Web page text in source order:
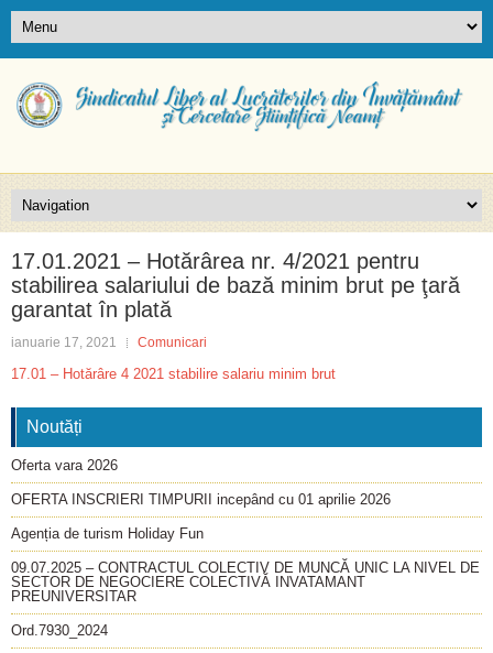
17.01.2021 – Hotărârea nr. 4/2021 pentru
stabilirea salariului de bază minim brut pe ţară
garantat în plată
ianuarie 17, 2021 Comunicari
17.01 – Hotărâre 4 2021 stabilire salariu minim brut
Noutăți
Oferta vara 2026
OFERTA INSCRIERI TIMPURII incepând cu 01 aprilie 2026
Agenția de turism Holiday Fun
09.07.2025 – CONTRACTUL COLECTIV DE MUNCĂ UNIC LA NIVEL DE
SECTOR DE NEGOCIERE COLECTIVĂ INVATAMANT
PREUNIVERSITAR
Ord.7930_2024